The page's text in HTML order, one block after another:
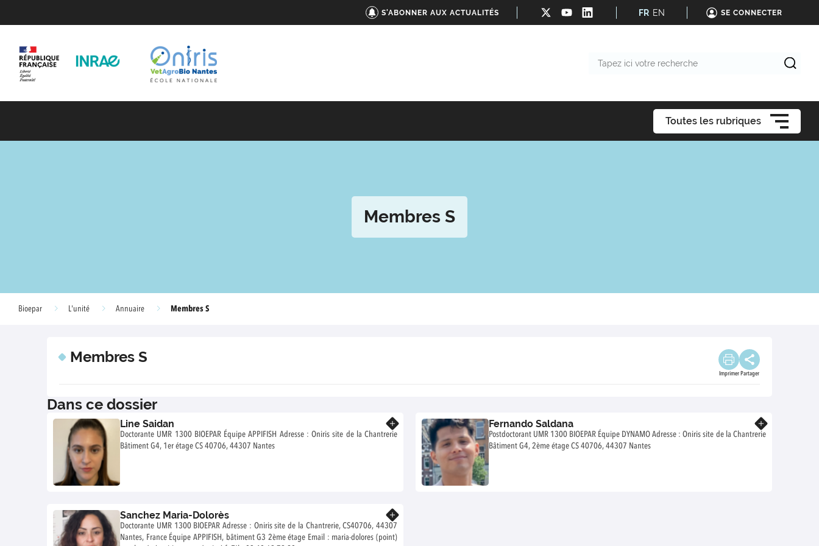
S'ABONNER AUX ACTUALITÉS FR EN SE CONNECTER
Toutes les rubriques
Membres S
Bioepar L'unité Annuaire Membres S
Membres S
Imprimer Partager
Dans ce dossier
Line Saidan
Doctorante UMR 1300 BIOEPAR Équipe APPIFISH Adresse : Oniris site de la Chantrerie
Bâtiment G4, 1er étage CS 40706, 44307 Nantes
Fernando Saldana
Postdoctorant UMR 1300 BIOEPAR Équipe DYNAMO Adresse : Oniris site de la Chantrerie
Bâtiment G4, 2ème étage CS 40706, 44307 Nantes
Sanchez Maria-Dolorès
Doctorante UMR 1300 BIOEPAR Adresse : Oniris site de la Chantrerie, CS40706, 44307
Nantes, France Équipe APPIFISH, bâtiment G3 2ème étage Email : maria-dolores (point)